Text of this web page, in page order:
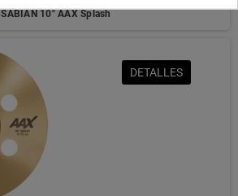
SABIAN 10" AAX Splash
DETALLES